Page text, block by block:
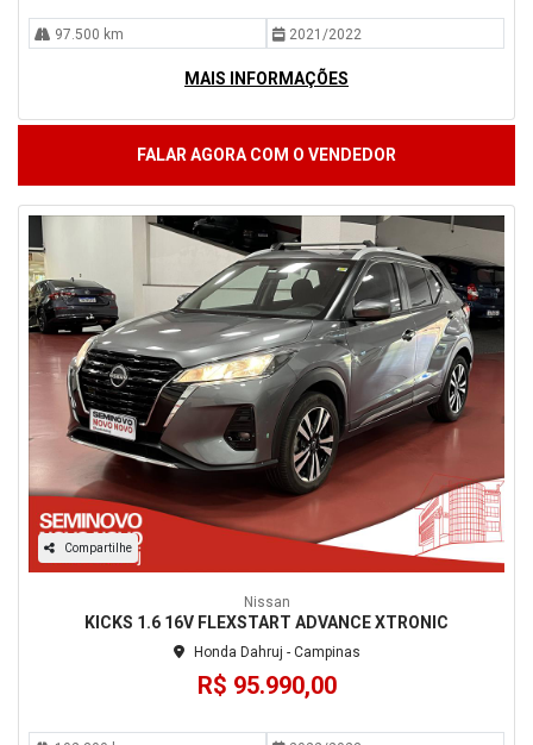
97.500 km 2021/2022
MAIS INFORMAÇÕES
FALAR AGORA COM O VENDEDOR
Compartilhe
Nissan
KICKS 1.6 16V FLEXSTART ADVANCE XTRONIC
Honda Dahruj - Campinas
R$ 95.990,00